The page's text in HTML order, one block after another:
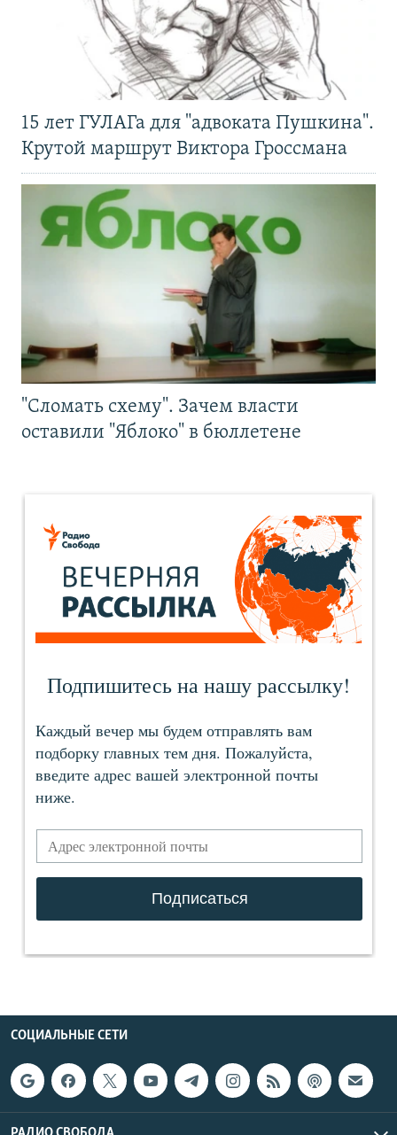
15 лет ГУЛАГа для "адвоката Пушкина".
Крутой маршрут Виктора Гроссмана
"Сломать схему". Зачем власти
оставили "Яблоко" в бюллетене
СОЦИАЛЬНЫЕ СЕТИ